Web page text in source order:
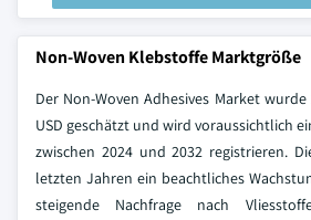
Non-Woven Klebstoffe Marktgröße
Der Non-Woven Adhesives Market
USD geschätzt und wird voraussichtlich
zwischen 2024 und 2032 registrieren.
letzten Jahren ein beachtliches
steigende Nachfrage nach